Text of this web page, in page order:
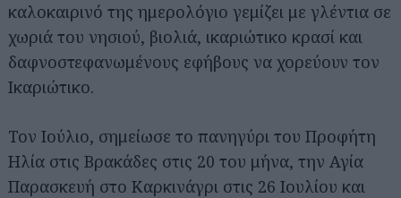
καλοκαιρινό της ημερολόγιο γεμίζει με γλέντια σε
χωριά του νησιού, βιολιά, ικαριώτικο κρασί και
δαφνοστεφανωμένους εφήβους να χορεύουν τον
Ικαριώτικο.
Τον Ιούλιο, σημείωσε το πανηγύρι του Προφήτη
Ηλία στις Βρακάδες στις 20 του μήνα, την Αγία
Παρασκευή στο Καρκινάγρι στις 26 Ιουλίου και